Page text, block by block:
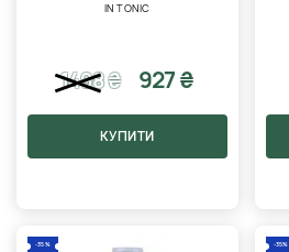
IN TONIC
1498₴ 927 ₴
КУПИТИ
-35% -35%